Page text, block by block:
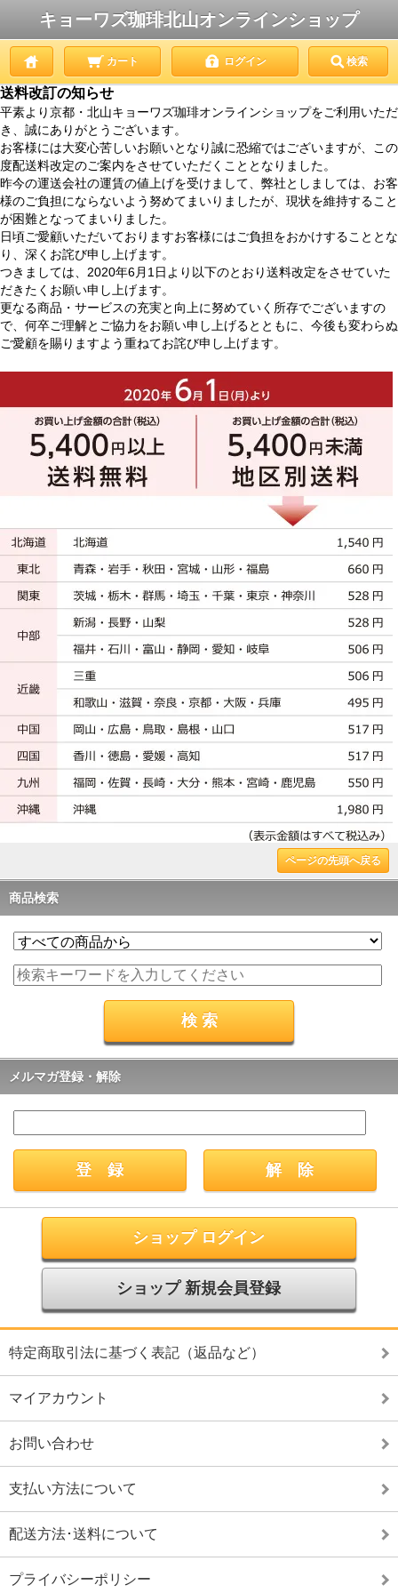
キョーワズ珈琲北山オンラインショップ
カート ログイン 検索
送料改訂の知らせ
平素より京都・北山キョーワズ珈琲オンラインショップをご利用いただ
き、誠にありがとうございます。
お客様には大変心苦しいお願いとなり誠に恐縮ではございますが、この
度配送料改定のご案内をさせていただくこととなりました。
昨今の運送会社の運賃の値上げを受けまして、弊社としましては、お客
様のご負担にならないよう努めてまいりましたが、現状を維持すること
が困難となってまいりました。
日頃ご愛顧いただいておりますお客様にはご負担をおかけすることとな
り、深くお詫び申し上げます。
つきましては、2020年6月1日より以下のとおり送料改定をさせていた
だきたくお願い申し上げます。
更なる商品・サービスの充実と向上に努めていく所存でございますの
で、何卒ご理解とご協力をお願い申し上げるとともに、今後も変わらぬ
ご愛顧を賜りますよう重ねてお詫び申し上げます。
ページの先頭へ戻る
商品検索
メルマガ登録・解除
ショップ ログイン
ショップ 新規会員登録
特定商取引法に基づく表記（返品など）
マイアカウント
お問い合わせ
支払い方法について
配送方法･送料について
プライバシーポリシー